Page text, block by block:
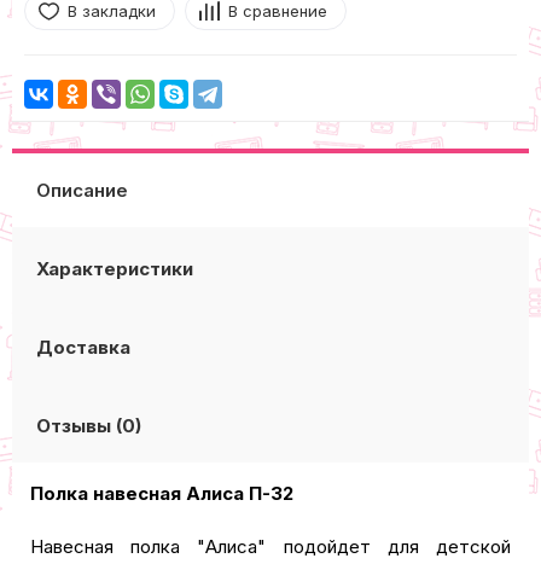
В закладки В сравнение
Описание
Характеристики
Доставка
Отзывы (0)
Полка навесная Алиса П-32
Навесная полка "Алиса" подойдет для детской